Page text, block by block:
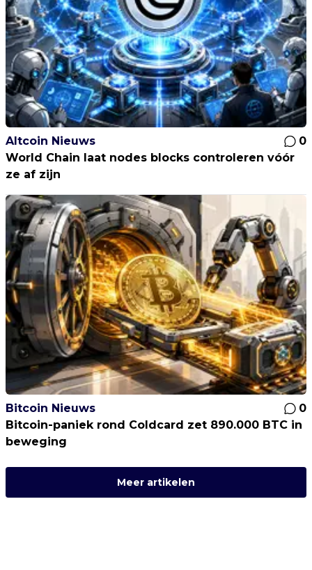
Altcoin Nieuws
0
World Chain laat nodes blocks controleren vóór
ze af zijn
Bitcoin Nieuws
0
Bitcoin-paniek rond Coldcard zet 890.000 BTC in
beweging
Meer artikelen